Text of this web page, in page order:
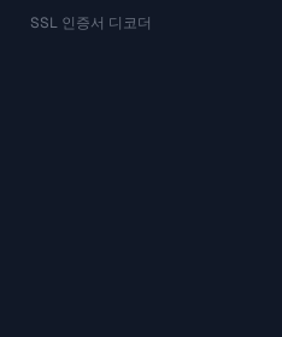
SSL 인증서 디코더